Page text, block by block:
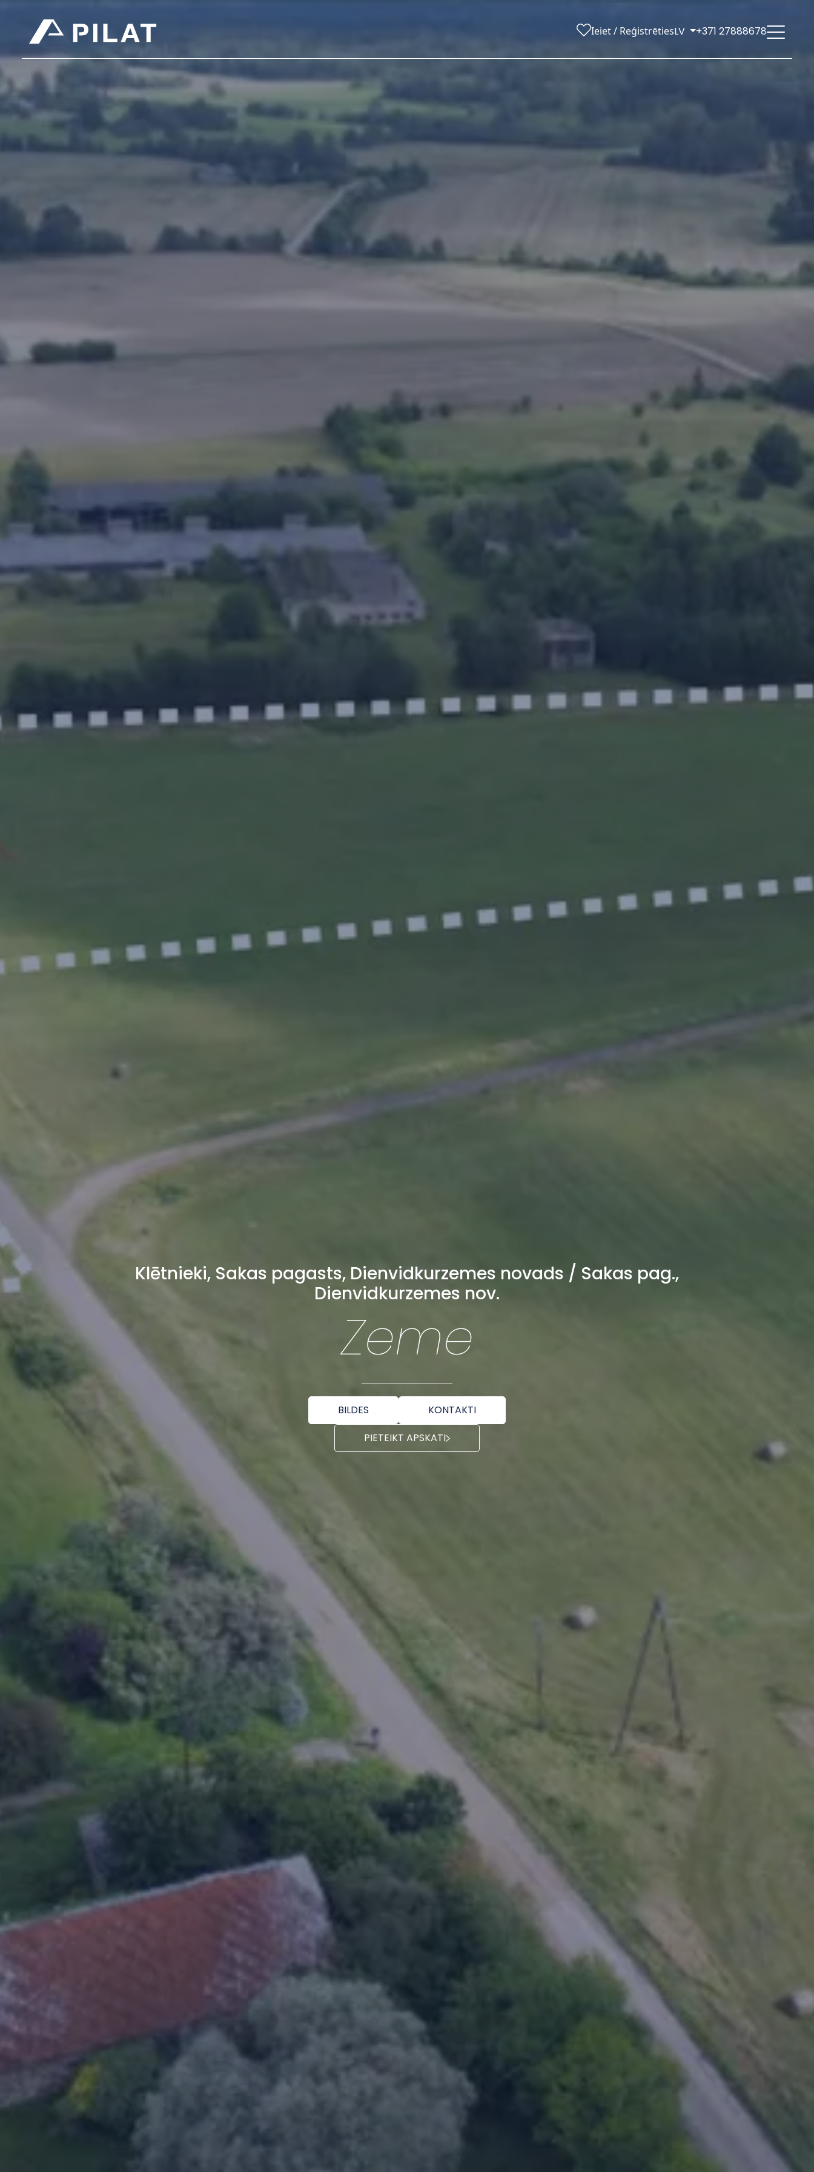
Ieiet / ReģistrētiesLV +371 27888678
Klētnieki, Sakas pagasts, Dienvidkurzemes novads / Sakas pag.,
Dienvidkurzemes nov.
Zeme
BILDES
KONTAKTI
PIETEIKT APSKATI